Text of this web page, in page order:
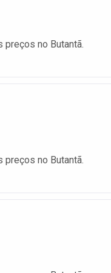
preços no Butantã.
preços no Butantã.